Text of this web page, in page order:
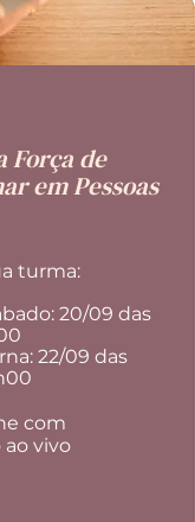
Força de
em Pessoas
turma:
20/09 das
22/09 das
com
vivo